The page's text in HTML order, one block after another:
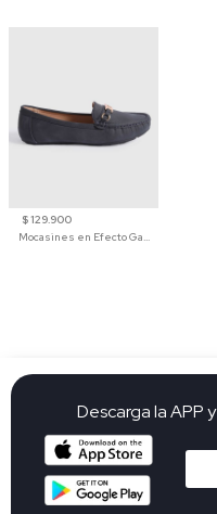
$ 129.900
Mocasines en Efecto Gamuzado Para Mujer
Descarga la APP